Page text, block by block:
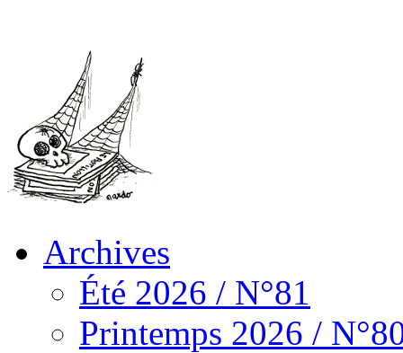
Archives
Été 2026 / N°81
Printemps 2026 /